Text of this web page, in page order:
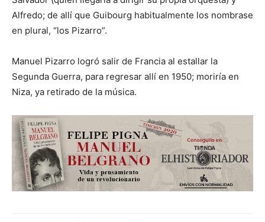
Alfredo; de allí que Guibourg habitualmente los nombrase
en plural, “los Pizarro”.
Manuel Pizarro logró salir de Francia al estallar la
Segunda Guerra, para regresar allí en 1950; moriría en
Niza, ya retirado de la música.